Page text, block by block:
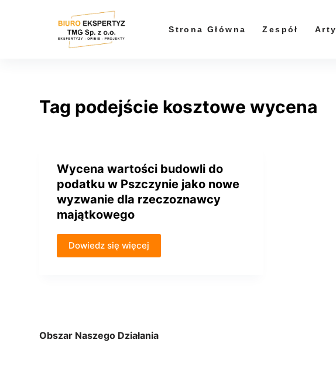
Strona Główna Zespół
Tag podejście kosztowe wycena
Wycena wartości budowli do
podatku w Pszczynie jako nowe
wyzwanie dla rzeczoznawcy
majątkowego
Dowiedz się więcej
Obszar Naszego Działania